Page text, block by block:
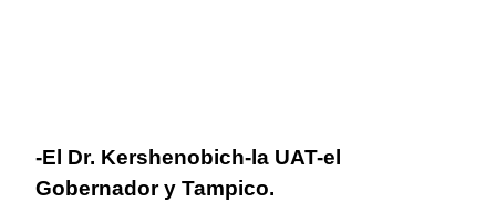
-El Dr. Kershenobich-la UAT-el
Gobernador y Tampico.